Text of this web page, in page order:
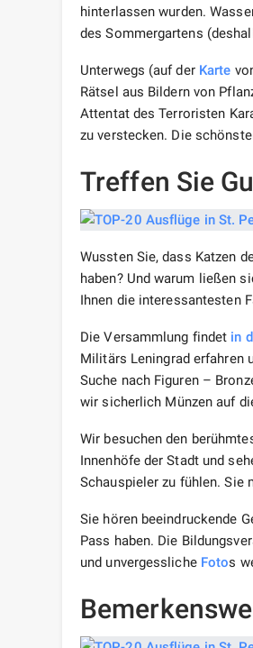
hinterlassen wurden.
des Sommergartens
Unterwegs (auf der Karte
Rätsel aus Bildern von
Attentat des Terroristen
zu verstecken. Die
Treffen Sie
Wussten Sie, dass Katzen
haben? Und warum ließen
Ihnen die interessantesten
Die Versammlung findet in
Militärs Leningrad erfahren
Suche nach Figuren –
wir sicherlich Münzen auf
Wir besuchen den
Innenhöfe der Stadt und
Schauspieler zu fühlen. Sie
Sie hören beeindruckende
Pass haben. Die
und unvergessliche Fotos